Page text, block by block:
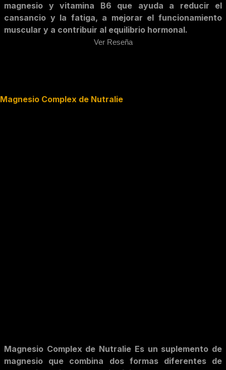
magnesio y vitamina B6 que ayuda a reducir el
cansancio y la fatiga, a mejorar el funcionamiento
muscular y a contribuir al equilibrio hormonal.
Ver Reseña
Magnesio Complex de Nutralie
Magnesio Complex de Nutralie Es un suplemento de
magnesio que combina dos formas diferentes de